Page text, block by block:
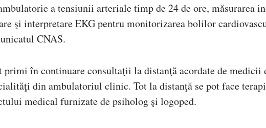
a tensiunii arteriale timp de 24 de ore, măsurarea
şi interpretare EKG pentru monitorizarea bolilor
CNAS.
în continuare consultaţii la distanţă acordate de medicii
din ambulatoriul clinic. Tot la distanţă se pot face
medical furnizate de psiholog şi logoped.